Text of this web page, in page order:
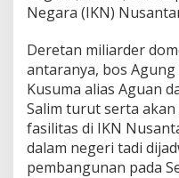
Negara (IKN)
Deretan miliarder
antaranya, bos
Kusuma alias Aguan
Salim turut serta
fasilitas di IKN
dalam negeri tadi
pembangunan pada